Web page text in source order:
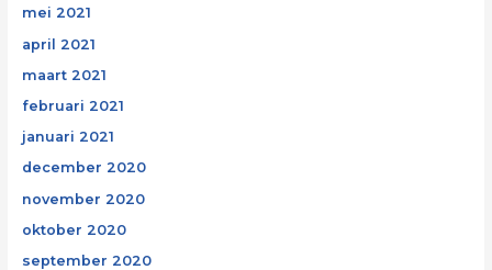
mei 2021
april 2021
maart 2021
februari 2021
januari 2021
december 2020
november 2020
oktober 2020
september 2020